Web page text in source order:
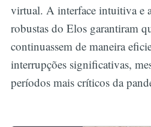
virtual. A interface intuitiva e
robustas do Elos garantiram
continuassem de maneira
interrupções significativas,
períodos mais críticos da